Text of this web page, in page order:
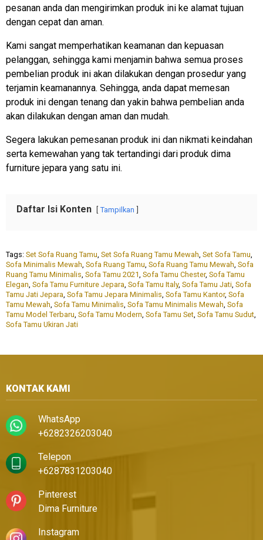
pesanan anda dan mengirimkan produk ini ke alamat tujuan
dengan cepat dan aman.
Kami sangat memperhatikan keamanan dan kepuasan
pelanggan, sehingga kami menjamin bahwa semua proses
pembelian produk ini akan dilakukan dengan prosedur yang
terjamin keamanannya. Sehingga, anda dapat memesan
produk ini dengan tenang dan yakin bahwa pembelian anda
akan dilakukan dengan aman dan mudah.
Segera lakukan pemesanan produk ini dan nikmati keindahan
serta kemewahan yang tak tertandingi dari produk dima
furniture jepara yang satu ini.
Daftar Isi Konten Tampilkan
Tags: Set Sofa Ruang Tamu Set Sofa Ruang Tamu Mewah Set Sofa Tamu
Sofa Minimalis Mewah Sofa Ruang Tamu Sofa Ruang Tamu Mewah Sofa
Ruang Tamu Minimalis Sofa Tamu 2021 Sofa Tamu Chester, Sofa Tamu
Elegan Sofa Tamu Furniture Jepara Sofa Tamu Italy, Sofa Tamu Jati Sofa
Tamu Jati Jepara Sofa Tamu Jepara Minimalis Sofa Tamu Kantor, Sofa
Tamu Mewah Sofa Tamu Minimalis Sofa Tamu Minimalis Mewah Sofa
Tamu Model Terbaru Sofa Tamu Modern Sofa Tamu Set Sofa Tamu Sudut
Sofa Tamu Ukiran Jati
KONTAK KAMI
WhatsApp
+6282326203040
Telepon
+6287831203040
Pinterest
Dima Furniture
Instagram